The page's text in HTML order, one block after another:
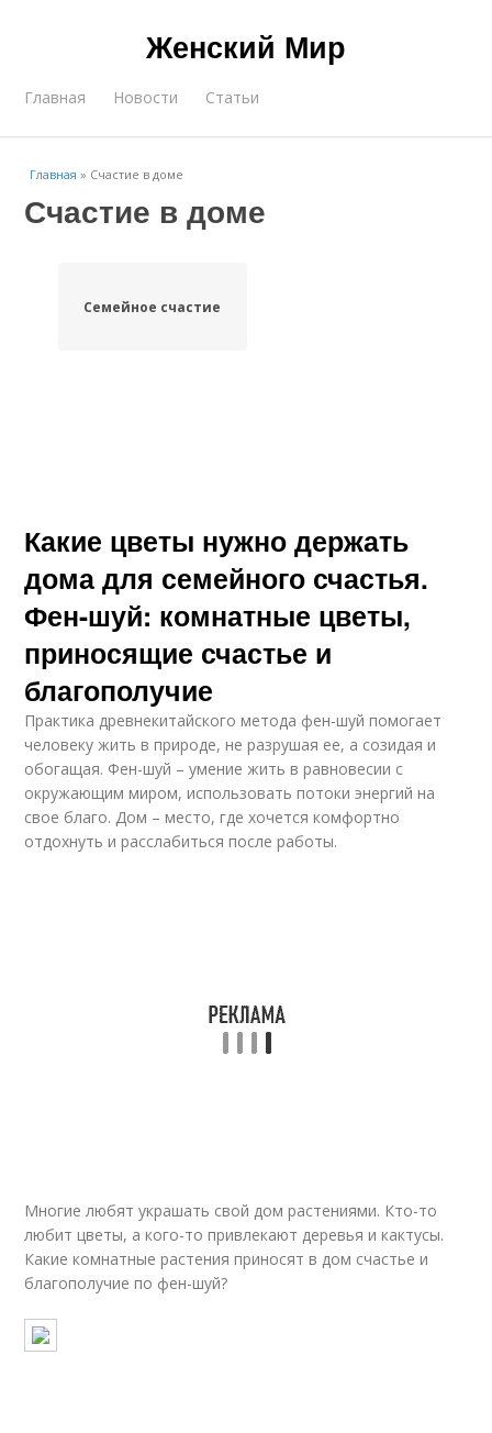
Женский Мир
Главная Новости Статьи
Главная » Счастие в доме
Счастие в доме
Семейное счастие
Какие цветы нужно держать
дома для семейного счастья.
Фен-шуй: комнатные цветы,
приносящие счастье и
благополучие
Практика древнекитайского метода фен-шуй помогает
человеку жить в природе, не разрушая ее, а созидая и
обогащая. Фен-шуй – умение жить в равновесии с
окружающим миром, использовать потоки энергий на
свое благо. Дом – место, где хочется комфортно
отдохнуть и расслабиться после работы.
Многие любят украшать свой дом растениями. Кто-то
любит цветы, а кого-то привлекают деревья и кактусы.
Какие комнатные растения приносят в дом счастье и
благополучие по фен-шуй?